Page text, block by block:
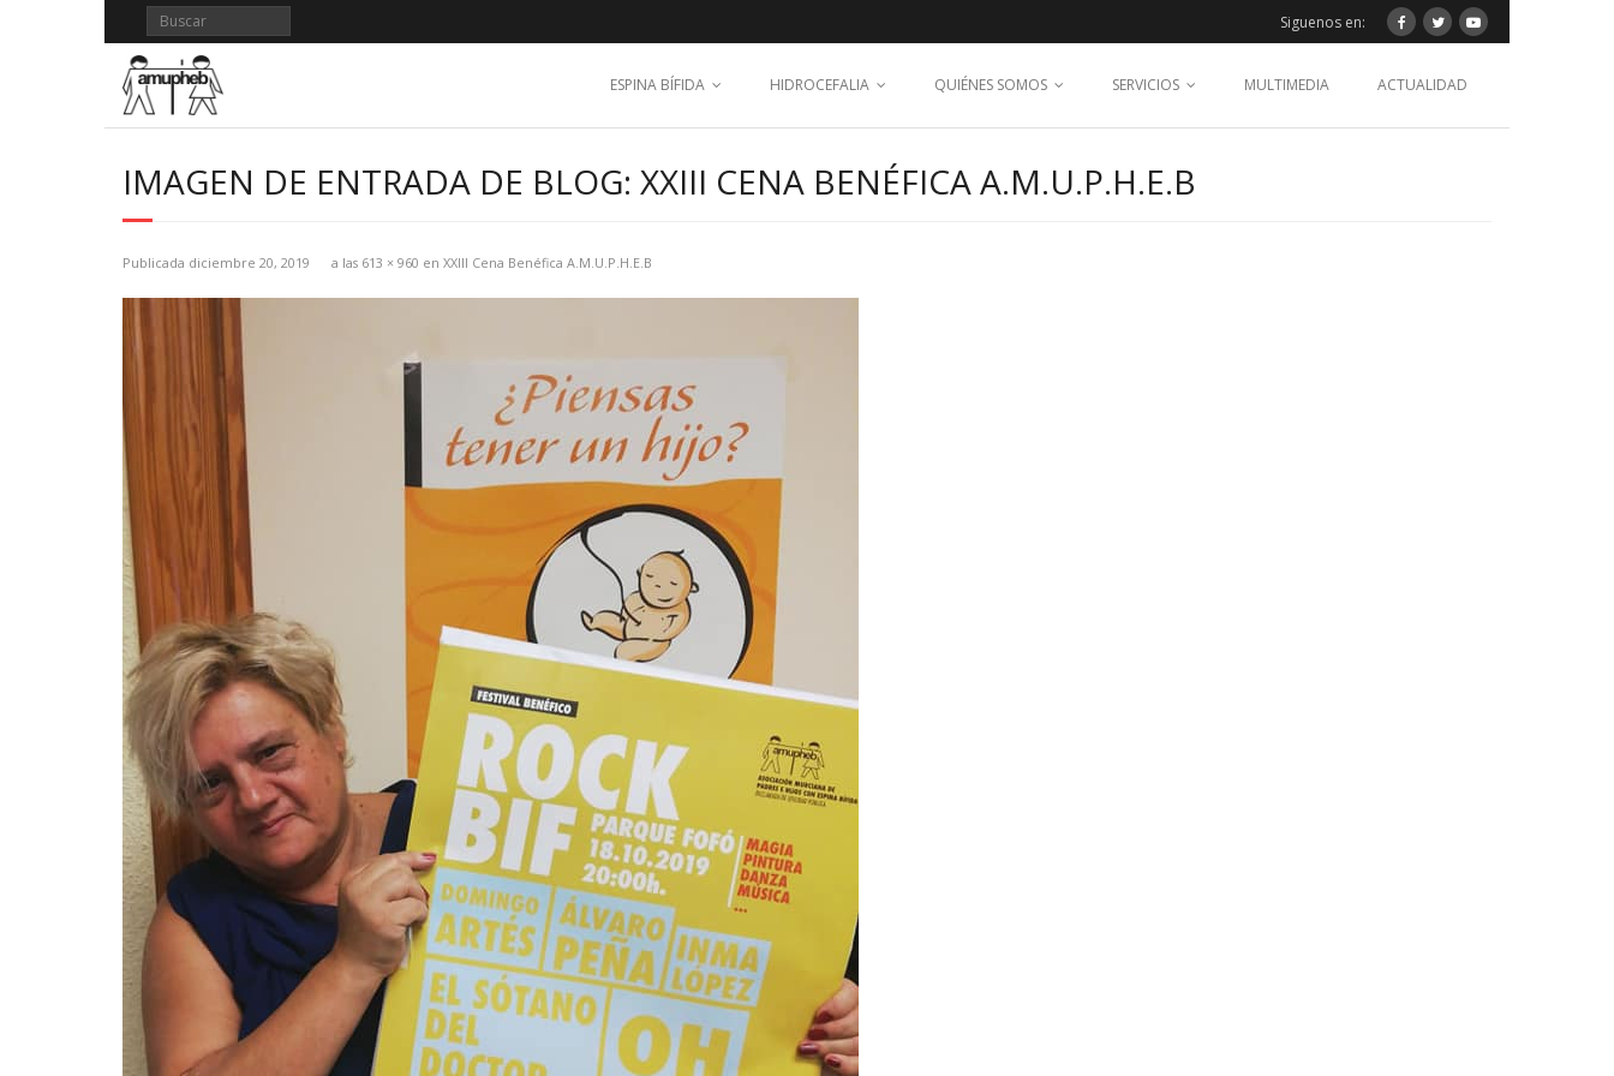
contenido
Siguenos en:
ESPINA BÍFIDA HIDROCEFALIA QUIÉNES SOMOS SERVICIOS MULTIMEDIA ACTUALIDAD
IMAGEN DE ENTRADA DE BLOG: XXIII CENA BENÉFICA A.M.U.P.H.E.B
Publicada diciembre 20, 2019 a las 613 × 960 en XXIII Cena Benéfica A.M.U.P.H.E.B